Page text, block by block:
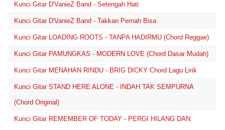
Kunci Gitar D'VanieZ Band - Setengah Hati
Kunci Gitar D'VanieZ Band - Takkan Pernah Bisa
Kunci Gitar LOADING ROOTS - TANPA HADIRMU (Chord Reggae)
Kunci Gitar PAMUNGKAS - MODERN LOVE (Chord Dasar Mudah)
Kunci Gitar MENAHAN RINDU - BRIG DICKY Chord Lagu Lirik
Kunci Gitar STAND HERE ALONE - INDAH TAK SEMPURNA
(Chord Original)
Kunci Gitar REMEMBER OF TODAY - PERGI HILANG DAN